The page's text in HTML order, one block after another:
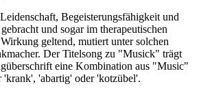
Begeisterungsfähigkeit und
und sogar im therapeutischen
geltend, mutiert unter solchen
Der Titelsong zu "Musick" trägt
eine Kombination aus "Music"
'abartig' oder 'kotzübel'.